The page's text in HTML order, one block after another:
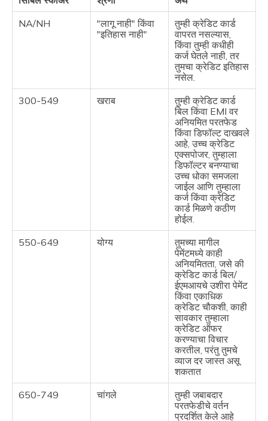
NA/NH
"लागू नाही" किंवा
"इतिहास नाही"
तुम्ही क्रेडिट कार्ड
वापरत नसल्यास,
किंवा तुम्ही कधीही
कर्ज घेतले नाही, तर
तुमचा क्रेडिट इतिहास
नसेल.
300-549
खराब
तुम्ही क्रेडिट कार्ड
बिल किंवा EMI वर
अनियमित परतफेड
किंवा डिफॉल्ट दाखवले
आहे, उच्च क्रेडिट
एक्सपोजर, तुम्हाला
डिफॉल्टर बनण्याचा
उच्च धोका समजला
जाईल आणि तुम्हाला
कर्ज किंवा क्रेडिट
कार्ड मिळणे कठीण
होईल.
550-649
योग्य
तुमच्या मागील
पेमेंटमध्ये काही
अनियमितता, जसे की
क्रेडिट कार्ड बिल/
ईएमआयचे उशीरा पेमेंट
किंवा एकाधिक
क्रेडिट चौकशी, काही
सावकार तुम्हाला
क्रेडिट ऑफर
करण्याचा विचार
करतील, परंतु तुमचे
व्याज दर जास्त असू
शकतात
650-749
चांगले
तुम्ही जबाबदार
परतफेडीचे वर्तन
प्रदर्शित केले आहे